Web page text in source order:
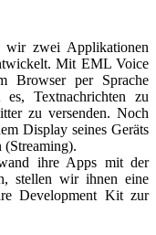
wir zwei Applikationen
Mit EML Voice
Browser per Sprache
Textnachrichten zu
zu versenden. Noch
Display seines Geräts
(Streaming).
ihre Apps mit der
stellen wir ihnen eine
Development Kit zur